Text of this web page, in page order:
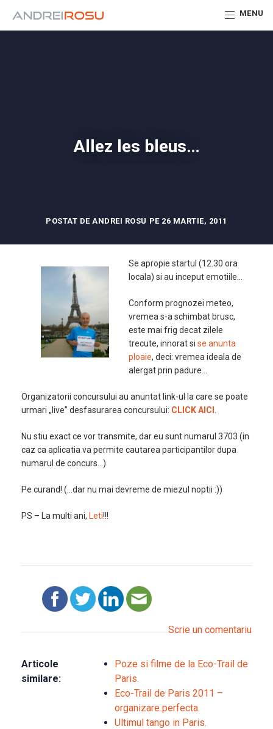
MENU
Allez les bleus…
POSTAT DE ANDREI ROSU PE 26 MARTIE, 2011
Se apropie startul (12.30 ora
locala) si au inceput emotiile…
Conform prognozei meteo,
vremea s-a schimbat brusc,
este mai frig decat zilele
trecute, innorat si se anunta
ploaie, deci: vremea ideala de
alergat prin padure…
Organizatorii concursului au anuntat link-ul la care se poate
urmari „live” desfasurarea concursului: CLICK AICI
Nu stiu exact ce vor transmite, dar eu sunt numarul 3703 (in
caz ca aplicatia va permite cautarea participantilor dupa
numarul de concurs…)
Pe curand! (…dar nu mai devreme de miezul noptii :))
PS – La multi ani, Leti!!!
Scrie un comentariu
Articole
similare:
Poze si filme de la Eco-Trail de
Paris.
Eco-Trail de Paris 2011 –
organizare perfecta.
Ultimul tango in Paris.